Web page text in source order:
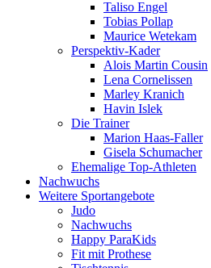
Taliso Engel
Tobias Pollap
Maurice Wetekam
Perspektiv-Kader
Alois Martin Cousin
Lena Cornelissen
Marley Kranich
Havin Islek
Die Trainer
Marion Haas-Faller
Gisela Schumacher
Ehemalige Top-Athleten
Nachwuchs
Weitere Sportangebote
Judo
Nachwuchs
Happy ParaKids
Fit mit Prothese